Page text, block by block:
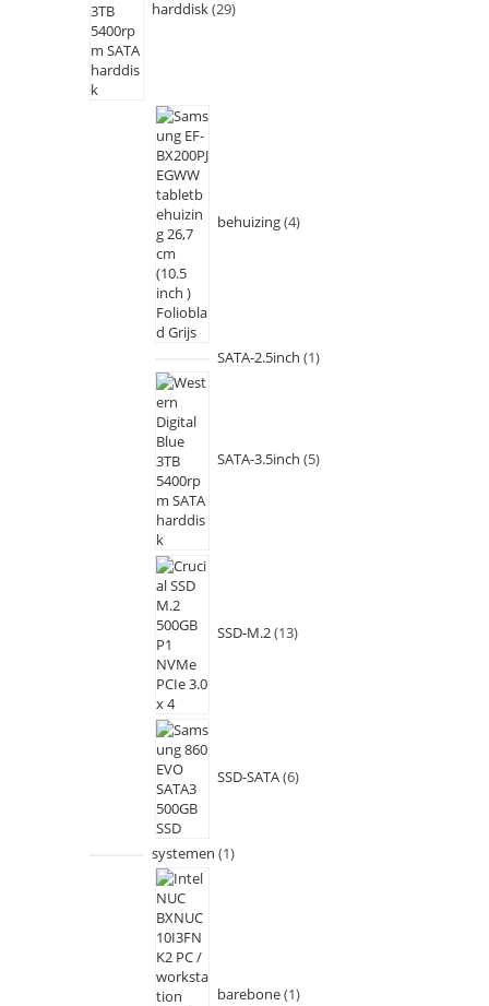
harddisk 29
behuizing 4
SATA-2.5inch 1
SATA-3.5inch 5
SSD-M.2 13
SSD-SATA 6
systemen 1
barebone 1